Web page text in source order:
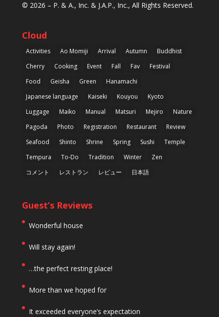
© 2026 – P. & A., Inc. & J.A.P., Inc., All Rights Reserved.
Cloud
Activities Ao Momiji Arrival Autumn
Buddhist
Cherry
Cooking Event Fall Fav
Festival
Food
Geisha Green
Hanamachi
Japanese language
Kaiseki Kouyou
Kyoto
Luggage
Maiko Manual Matsuri Mejiro
Nature
Pagoda
Photo Registration Restaurant
Review
Seafood
Shinto Shrine Spring Sushi
Temple
Tempura
To-Do Tradition Winter
Zen
コメント
レストラン レビュー 日本語
Guest’s Reviews
Wonderful house
Will stay again!
…the perfect resting place!
More than we hoped for
It exceeded everyone’s expectation